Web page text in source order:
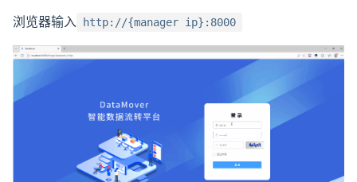
浏览器输入 http://{manager ip}:8000